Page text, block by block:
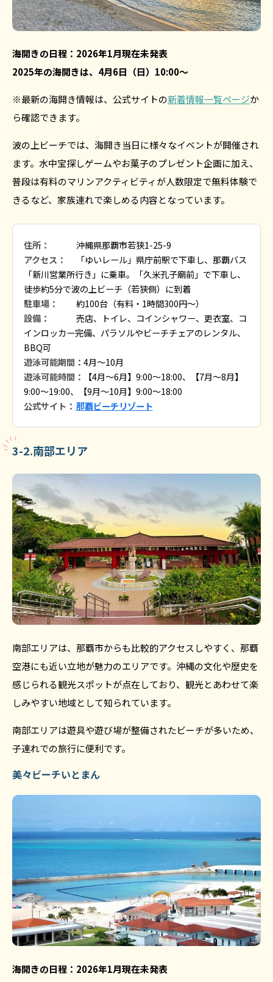
海開きの日程：2026年1月現在未発表
2025年の海開きは、4月6日（日）10:00〜
※最新の海開き情報は、公式サイトの新着情報一覧ページか
ら確認できます。
波の上ビーチでは、海開き当日に様々なイベントが開催され
ます。水中宝探しゲームやお菓子のプレゼント企画に加え、
普段は有料のマリンアクティビティが人数限定で無料体験で
きるなど、家族連れで楽しめる内容となっています。
住所：
沖縄県那覇市若狭1-25-9
アクセス：
「ゆいレール」県庁前駅で下車し、那覇バス
「新川営業所行き」に乗車。「久米孔子廟前」で下車し、
徒歩約5分で波の上ビーチ（若狭側）に到着
駐車場：
約100台（有料・1時間300円〜）
設備：
売店、トイレ、コインシャワー、更衣室、コ
インロッカー完備、パラソルやビーチチェアのレンタル、
BBQ可
遊泳可能期間： 4月〜10月
遊泳可能時間：
【4月～6月】9:00～18:00、【7月～8月】
9:00～19:00、【9月～10月】9:00～18:00
公式サイト： 那覇ビーチリゾート
3-2.南部エリア
南部エリアは、那覇市からも比較的アクセスしやすく、那覇
空港にも近い立地が魅力のエリアです。沖縄の文化や歴史を
感じられる観光スポットが点在しており、観光とあわせて楽
しみやすい地域として知られています。
南部エリアは遊具や遊び場が整備されたビーチが多いため、
子連れでの旅行に便利です。
美々ビーチいとまん
海開きの日程：2026年1月現在未発表